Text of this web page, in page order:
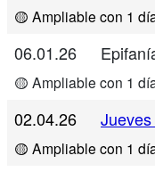
🟡 Ampliable con 1
06.01.26
🟡 Ampliable con 1
02.04.26
🟡 Ampliable con 1